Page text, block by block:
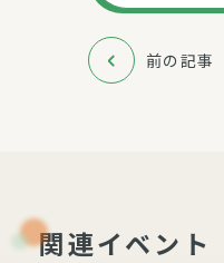
前の記事
関連イベント